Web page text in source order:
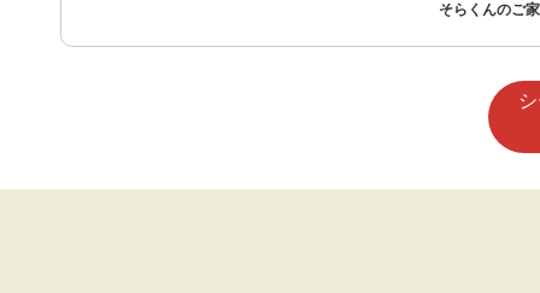
そらくんのご